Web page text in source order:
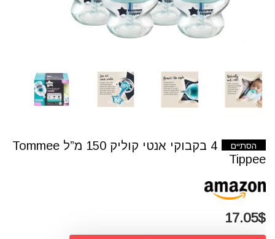
הסתיים
4 בקבוקי אנטי קוליק 150 מ”ל Tommee
Tippee
17.05$